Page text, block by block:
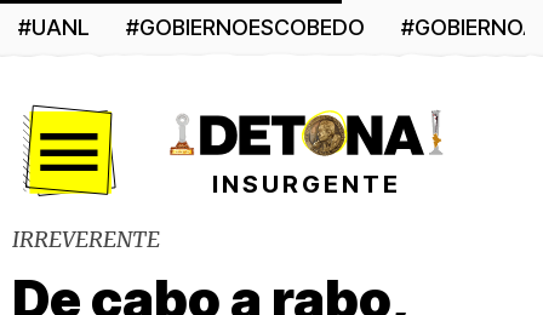
#UANL #GOBIERNOESCOBEDO
INSURGENTE
IRREVERENTE
De cabo a rabo,